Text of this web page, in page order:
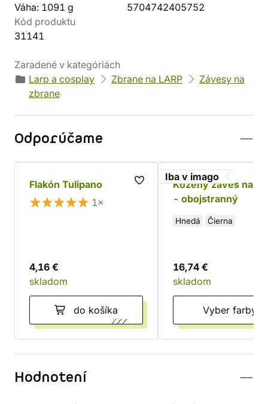
Váha: 1091 g
5704742405752
Kód produktu
31141
Zaradené v kategóriách
Larp a cosplay
Zbrane na LARP
Závesy na
zbrane
Odporúčame
Flakón Tulipano
1×
4,16 €
skladom
do košíka
Iba v imago
Kožený záves na
- obojstranný
Hnedá Čierna
16,74 €
skladom
Vyber farby
Hodnotení